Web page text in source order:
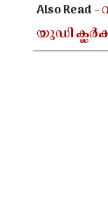
Also Read -
യുഡി